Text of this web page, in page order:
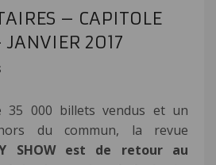
JOINDRE– CAPITOLE
JANVIER 2017
35 000 billets vendus et un
du commun, la revue
SHOW est de retour au